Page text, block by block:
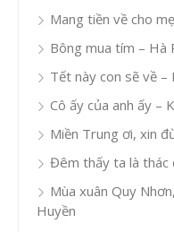
Mang tiền về cho
Bông mua tím – Hà
Tết này con sẽ về –
Cô ấy của anh ấy –
Miền Trung ơi, xin
Đêm thấy ta là thác
Mùa xuân Quy
Huyền